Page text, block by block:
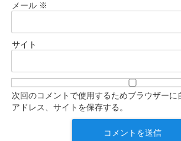
メール ※
サイト
次回のコメントで使用するためブラウザーに
アドレス、サイトを保存する。